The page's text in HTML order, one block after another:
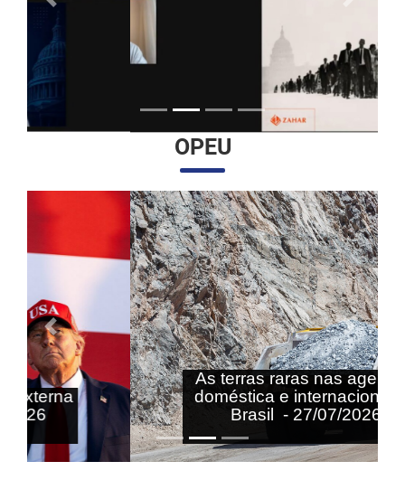
Anterior
OPEU
As terras raras nas agendas
doméstica e internacional do
Brasil - 27/07/2026
Anterior Próximo